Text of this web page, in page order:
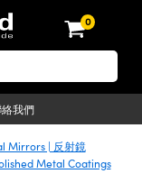
0
我們
Mirrors | 反射鏡
Metal Coatings